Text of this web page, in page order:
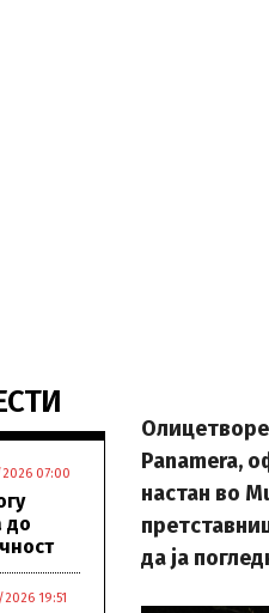
07:00
до
19:51
Panamera,
настан во
да ја